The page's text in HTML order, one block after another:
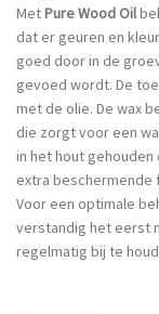
MetPure Wood Oil
dat er geuren en
goed door in de
gevoed wordt. De
met de olie. De wax
die zorgt voor een
in het hout gehouden
extra beschermende
Voor een optimale
verstandig het eerst
regelmatig bij te